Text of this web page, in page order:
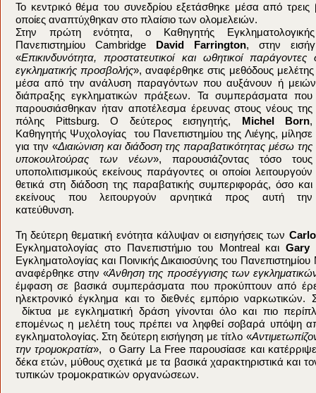
Το κεντρικό θέμα του συνεδρίου εξετάσθηκε μέσα από τρεις
οποίες αναπτύχθηκαν στο πλαίσιο των ολομελειών.
Στην πρώτη ενότητα, ο Καθηγητής
Πανεπιστημίου Cambridge David Farrington, στην
«Επικινδυνότητα, προστατευτικοί και ωθητικοί
εγκληματικής προσβολής», αναφέρθηκε στις μεθόδους μελέτης
μέσα από την ανάλυση παραγόντων που αυξάνουν ή
διάπραξης εγκληματικών πράξεων. Τα συμπεράσματα που
παρουσιάσθηκαν ήταν αποτέλεσμα έρευνας στους νέους της
πόλης Pittsburg. Ο δεύτερος εισηγητής, Michel Born,
Καθηγητής Ψυχολογίας του Πανεπιστημίου της Λιέγης, μίλησε
για την «Διαιώνιση και διάδοση της παραβατικότητας μέσω της
υποκουλτούρας των νέων», παρουσιάζοντας τόσο τους
υποπολιτισμικούς εκείνους παράγοντες οι οποίοι λειτουργούν
θετικά στη διάδοση της παραβατικής συμπεριφοράς, όσο και
εκείνους που λειτουργούν αρνητικά προς αυτή την
κατεύθυνση.
Τη δεύτερη θεματική ενότητα κάλυψαν οι εισηγήσεις των
Εγκληματολογίας στο Πανεπιστήμιο του Montreal καιGary
Εγκληματολογίας και Ποινικής Δικαιοσύνης του
αναφέρθηκε στην «Άνθηση της προσέγγισης των
έμφαση σε βασικά συμπεράσματα που προκύπτουν από
ηλεκτρονικό έγκλημα και το διεθνές εμπόριο ναρκωτικών.
δίκτυα με εγκληματική δράση γίνονται όλο και πιο
επομένως η μελέτη τους πρέπει να ληφθεί σοβαρά υπόψη
εγκληματολογίας. Στη δεύτερη εισήγηση με τίτλο «
την τρομοκρατία», ο Garry La Free παρουσίασε και
δέκα ετών, μύθους σχετικά με τα βασικά χαρακτηριστικά και
τυπικών τρομοκρατικών οργανώσεων.